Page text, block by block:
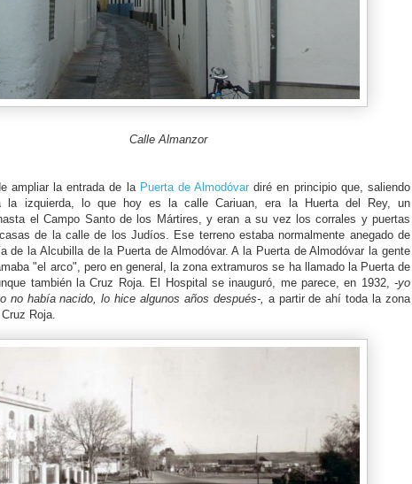
Calle Almanzor
ampliar la entrada de la Puerta de Almodóvar diré en principio que, saliendo
la izquierda, lo que hoy es la calle Cariuan, era la Huerta del Rey, un
el Campo Santo de los Mártires, y eran a su vez los corrales y puertas
de la calle de los Judíos. Ese terreno estaba normalmente anegado de
de la Alcubilla de la Puerta de Almodóvar. A la Puerta de Almodóvar la gente
"el arco", pero en general, la zona extramuros se ha llamado la Puerta de
también la Cruz Roja. El Hospital se inauguró, me parece, en 1932, -yo
no había nacido, lo hice algunos años después-, a partir de ahí toda la zona
Roja.